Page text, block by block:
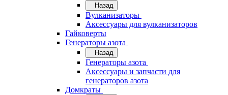
Назад
Вулканизаторы
Аксессуары для вулканизаторов
Гайковерты
Генераторы азота
Назад
Генераторы азота
Аксессуары и запчасти для
генераторов азота
Домкраты